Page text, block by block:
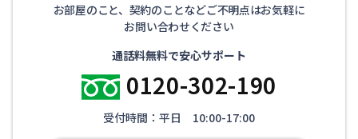
お部屋のこと、契約のことなどご不明点はお気軽に
お問い合わせください
通話料無料で安心サポート
0120-302-190
受付時間：平日 10:00-17:00